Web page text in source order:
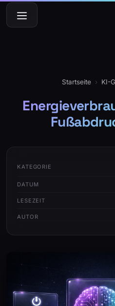
Zum
Inhalt
springen
Menü
Startseite › KI-
KATEGORIE
DATUM
LESEZEIT
AUTOR